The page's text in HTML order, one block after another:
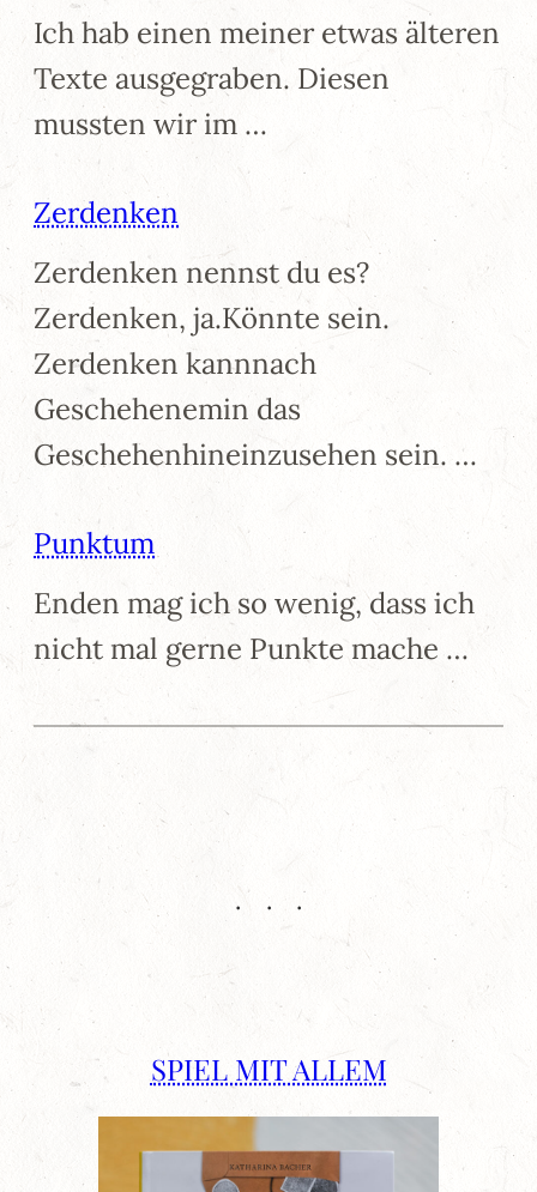
Ich hab einen meiner etwas älteren
Texte ausgegraben. Diesen
mussten wir im …
Zerdenken
Zerdenken nennst du es?
Zerdenken, ja.Könnte sein.
Zerdenken kannnach
Geschehenemin das
Geschehenhineinzusehen sein. …
Punktum
Enden mag ich so wenig, dass ich
nicht mal gerne Punkte mache …
SPIEL MIT ALLEM